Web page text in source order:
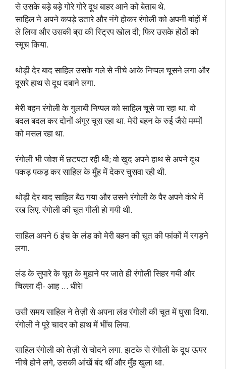
से उसके बड़े बड़े गोरे गोरे दूध बाहर आने को बेताब थे.
साहिल ने अपने कपड़े उतारे और नंगे होकर रंगोली को अपनी बांहों में
ले लिया और उसकी ब्रा की स्ट्रिप खोल दी; फिर उसके होंठों को
स्मूच किया.
थोड़ी देर बाद साहिल उसके गले से नीचे आके निप्पल चूसने लगा और
दूसरे हाथ से दूध दबाने लगा.
मेरी बहन रंगोली के गुलाबी निप्पल को साहिल चूसे जा रहा था. वो
बदल बदल कर दोनों अंगूर चूस रहा था. मेरी बहन के रुई जैसे मम्मों
को मसल रहा था.
रंगोली भी जोश में छटपटा रही थी; वो खुद अपने हाथ से अपने दूध
पकड़ पकड़ कर साहिल के मुँह में देकर चुसवा रही थी.
थोड़ी देर बाद साहिल बैठ गया और उसने रंगोली के पैर अपने कंधे में
रख लिए. रंगोली की चूत गीली हो गयी थी.
साहिल अपने 6 इंच के लंड को मेरी बहन की चूत की फांकों में रगड़ने
लगा.
लंड के सुपारे के चूत के मुहाने पर जाते ही रंगोली सिहर गयी और
चिल्ला दी- आह … धीरे!
उसी समय साहिल ने तेज़ी से अपना लंड रंगोली की चूत में घुसा दिया.
रंगोली ने पूरे चादर को हाथ में भींच लिया.
साहिल रंगोली को तेज़ी से चोदने लगा. झटके से रंगोली के दूध ऊपर
नीचे होने लगे, उसकी आंखें बंद थीं और मुँह खुला था.